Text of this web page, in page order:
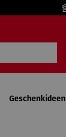
Geschenkideen